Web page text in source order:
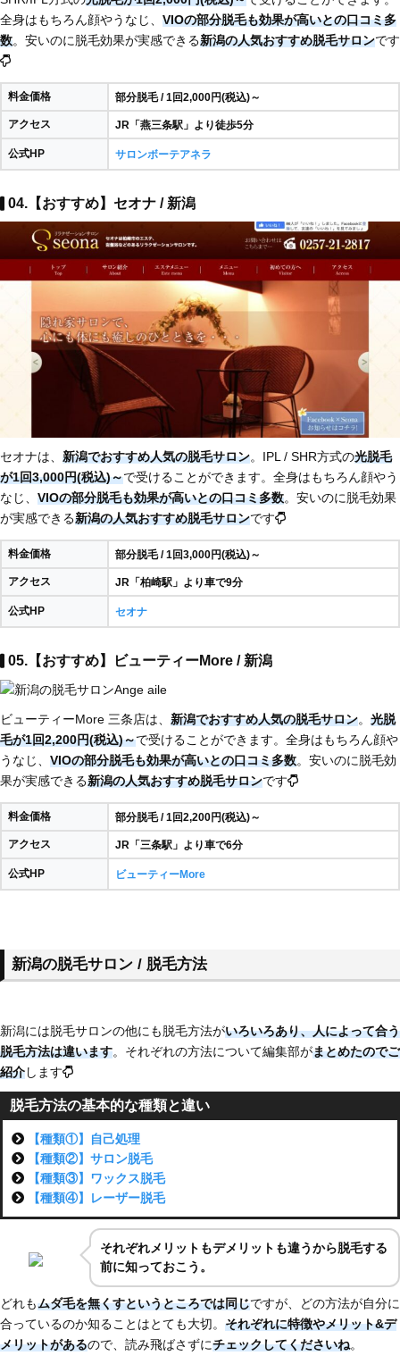
全身はもちろん顔やうなじ、 VIOの部分脱毛も効果が高いとの口コミ多
数。安いのに脱毛効果が実感できる新潟の人気おすすめ脱毛サロンです
料金価格 部分脱毛 / 1回2,000円(税込)～
アクセス JR「燕三条駅」より徒歩5分
公式HP サロンボーテアネラ
04.【おすすめ】セオナ / 新潟
セオナは、 新潟でおすすめ人気の脱毛サロン。IPL / SHR方式の光脱毛
が1回3,000円(税込)～で受けることができます。全身はもちろん顔やう
なじ、 VIOの部分脱毛も効果が高いとの口コミ多数。安いのに脱毛効果
が実感できる新潟の人気おすすめ脱毛サロンです
料金価格 部分脱毛 / 1回3,000円(税込)～
アクセス JR「柏崎駅」より車で9分
公式HP セオナ
05.【おすすめ】ビューティーMore / 新潟
ビューティーMore 三条店は、 新潟でおすすめ人気の脱毛サロン。 光脱
毛が1回2,200円(税込)～で受けることができます。全身はもちろん顔や
うなじ、 VIOの部分脱毛も効果が高いとの口コミ多数。安いのに脱毛効
果が実感できる新潟の人気おすすめ脱毛サロンです
料金価格 部分脱毛 / 1回2,200円(税込)～
アクセス JR「三条駅」より車で6分
公式HP ビューティーMore
新潟の脱毛サロン / 脱毛方法
新潟には脱毛サロンの他にも脱毛方法がいろいろあり、人によって合う
脱毛方法は違います。それぞれの方法について編集部がまとめたのでご
紹介します
脱毛方法の基本的な種類と違い
【種類①】自己処理
【種類②】サロン脱毛
【種類③】ワックス脱毛
【種類④】レーザー脱毛
それぞれメリットもデメリットも違うから脱毛する
前に知っておこう。
どれもムダ毛を無くすというところでは同じですが、どの方法が自分に
合っているのか知ることはとても大切。 それぞれに特徴やメリット&デ
メリットがあるので、読み飛ばさずにチェックしてくださいね。